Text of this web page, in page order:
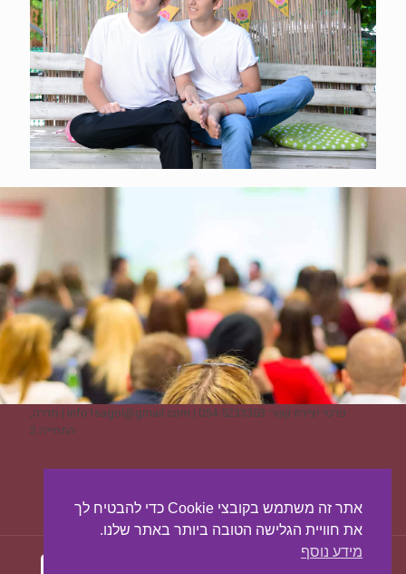
פרטי יצירת קשר: 054-5233303 | info1sagol@gmail.com | חדרה,
התחייה 2
אתר זה משתמש בקובצי Cookie כדי להבטיח לך
את חוויית הגלישה הטובה ביותר באתר שלנו.
מידע נוסף